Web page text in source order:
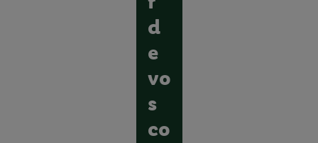
d
e
vo
s
co